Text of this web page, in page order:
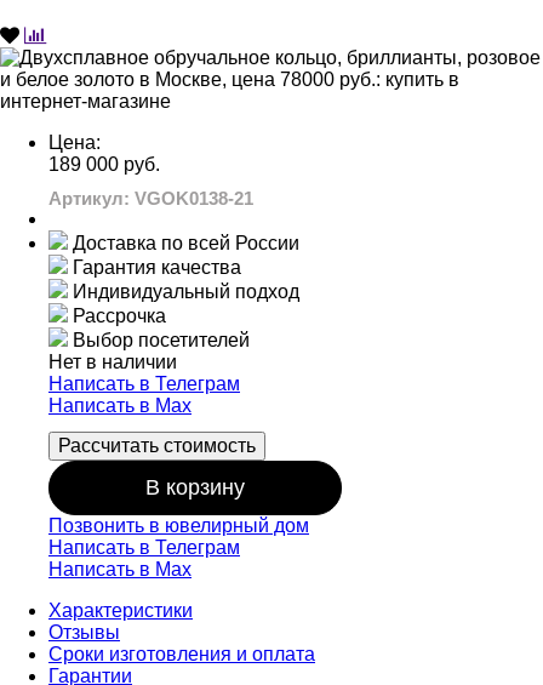
Цена:
189 000 руб.
Артикул: VGOK0138-21
Доставка по всей России
Гарантия качества
Индивидуальный подход
Рассрочка
Выбор посетителей
Нет в наличии
Написать в Телеграм
Написать в Мах
Рассчитать стоимость
В корзину
Позвонить в ювелирный дом
Написать в Телеграм
Написать в Мах
Характеристики
Отзывы
Сроки изготовления и оплата
Гарантии